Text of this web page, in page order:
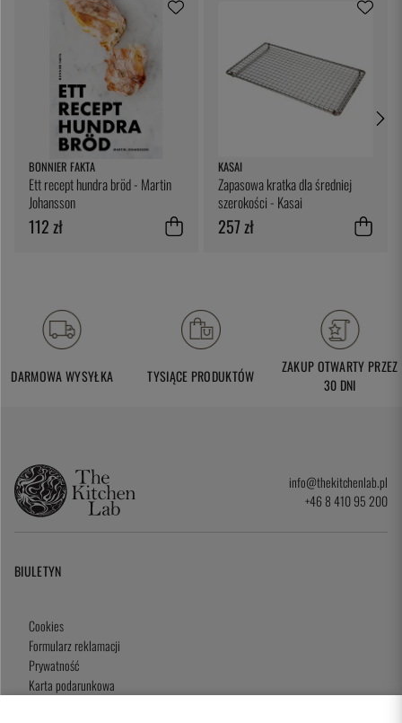
BONNIER FAKTA
Ett recept hundra bröd - Martin
Johansson
112 zł
KASAI
Zapasowa kratka dla średniej
szerokości - Kasai
257 zł
DARMOWA WYSYŁKA TYSIĄCE PRODUKTÓW
ZAKUP OTWARTY PRZEZ
30 DNI
info@thekitchenlab.pl
+46 8 410 95 200
BIULETYN
Cookies
Formularz reklamacji
Prywatność
Karta podarunkowa